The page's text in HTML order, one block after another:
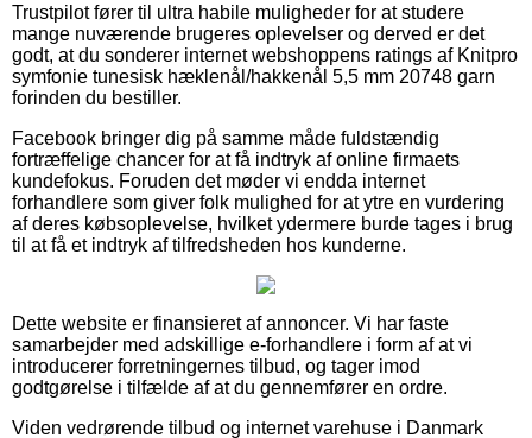
Trustpilot fører til ultra habile muligheder for at studere
mange nuværende brugeres oplevelser og derved er det
godt, at du sonderer internet webshoppens ratings af Knitpro
symfonie tunesisk hæklenål/hakkenål 5,5 mm 20748 garn
forinden du bestiller.
Facebook bringer dig på samme måde fuldstændig
fortræffelige chancer for at få indtryk af online firmaets
kundefokus. Foruden det møder vi endda internet
forhandlere som giver folk mulighed for at ytre en vurdering
af deres købsoplevelse, hvilket ydermere burde tages i brug
til at få et indtryk af tilfredsheden hos kunderne.
Dette website er finansieret af annoncer. Vi har faste
samarbejder med adskillige e-forhandlere i form af at vi
introducerer forretningernes tilbud, og tager imod
godtgørelse i tilfælde af at du gennemfører en ordre.
Viden vedrørende tilbud og internet varehuse i Danmark